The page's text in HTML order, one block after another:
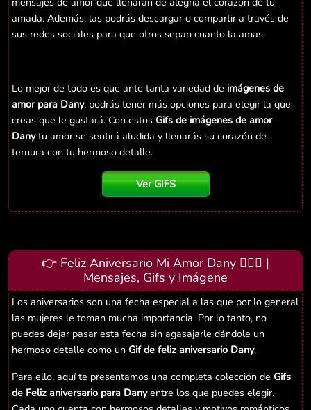
amada. Además, las podrás descargar o compartir a través de
sus redes sociales para que otros sepan cuanto la amas.
Lo mejor de todo es que ante tanta variedad de imágenes de
amor para Dany, podrás tener más opciones para elegir la que
creas que le gustará. Con estos Gifs de imágenes de amor
Danytu amor se sentirá aludida y llenarás su corazón de
ternura con tu hermoso detalle.
Ver GIFS
👉 Feliz Aniversario Mi Amor Dany 👨‍❤️‍👨 |
Mensajes, Gifs y Imágene
Los aniversarios son una fecha especial a las que por lo general
las mujeres le toman mucha importancia. Por lo tanto, no
puedes dejar pasar esta fecha sin agasajarle dándole un
hermoso detalle como un Gif de feliz aniversario Dany.
Para ello, aquí te presentamos una completa colección de Gifs
de Feliz aniversario para Danyentre los que puedes elegir.